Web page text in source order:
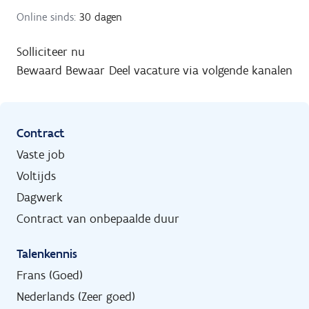
Online sinds: 30 dagen
Solliciteer nu
Bewaard Bewaar Deel vacature via volgende kanalen
Contract
Vaste job
Voltijds
Dagwerk
Contract van onbepaalde duur
Talenkennis
Frans (Goed)
Nederlands (Zeer goed)